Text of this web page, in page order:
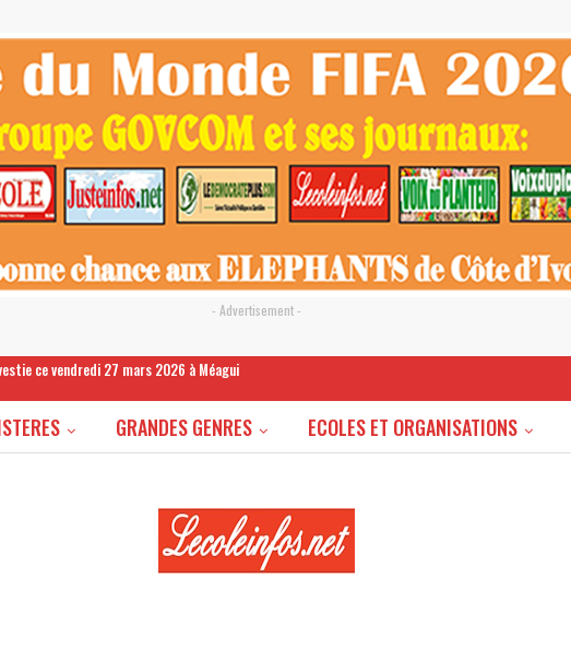
- Advertisement -
ce vendredi 27 mars 2026 à Méagui
GRANDES GENRES ECOLES ET ORGANISATIONS